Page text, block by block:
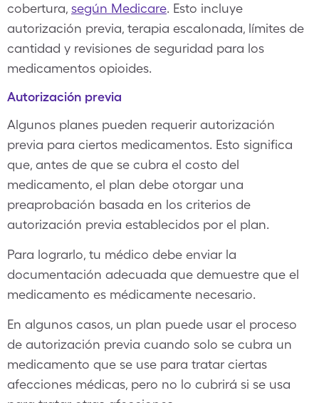
cobertura, según Medicare. Esto incluye
autorización previa, terapia escalonada, límites de
cantidad y revisiones de seguridad para los
medicamentos opioides.
Autorización previa
Algunos planes pueden requerir autorización
previa para ciertos medicamentos. Esto significa
que, antes de que se cubra el costo del
medicamento, el plan debe otorgar una
preaprobación basada en los criterios de
autorización previa establecidos por el plan.
Para lograrlo, tu médico debe enviar la
documentación adecuada que demuestre que el
medicamento es médicamente necesario.
En algunos casos, un plan puede usar el proceso
de autorización previa cuando solo se cubra un
medicamento que se use para tratar ciertas
afecciones médicas, pero no lo cubrirá si se usa